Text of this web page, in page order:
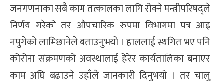
जनगणनाका सबै काम तत्कालका लागि रोक्ने मन्त्रीपरिषद्ले
निर्णय गरेको तर औपचारिक रुपमा विभागमा पत्र आइ
नपुगेको लामिछानेले बताउनुभयो । हाललाई स्थगित भए पनि
कोरोना संक्रमणको अवस्थालाई हेरेर कार्यतालिका बनाएर
काम अघि बढाउने उहाँले जानकारी दिनुभयो । तर चालु